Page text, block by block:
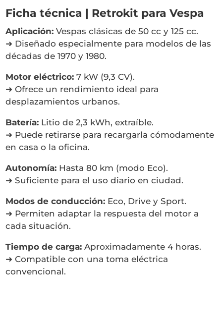
Ficha técnica | Retrokit para Vespa
Aplicación: Vespas clásicas de 50 cc y 125 cc.
➜ Diseñado especialmente para modelos de las
décadas de 1970 y 1980.
Motor eléctrico: 7 kW (9,3 CV).
➜ Ofrece un rendimiento ideal para
desplazamientos urbanos.
Batería: Litio de 2,3 kWh, extraíble.
➜ Puede retirarse para recargarla cómodamente
en casa o la oficina.
Autonomía: Hasta 80 km (modo Eco).
➜ Suficiente para el uso diario en ciudad.
Modos de conducción: Eco, Drive y Sport.
➜ Permiten adaptar la respuesta del motor a
cada situación.
Tiempo de carga: Aproximadamente 4 horas.
➜ Compatible con una toma eléctrica
convencional.